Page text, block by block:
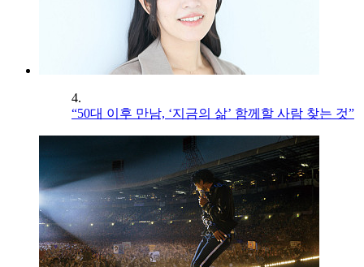
4.
“50대 이후 만남, ‘지금의 삶’ 함께할 사람 찾는 것”